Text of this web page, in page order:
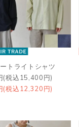
トライトシャツ
(税込15,400円)
(税込12,320円)